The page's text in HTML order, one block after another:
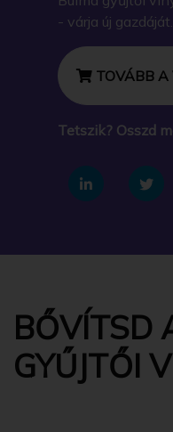
- várja új gazdáját.
TOVÁBB
Tetszik? Osszd
BŐVÍTSD
GYŰJTŐI